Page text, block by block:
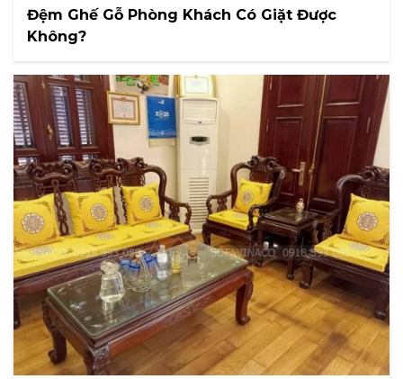
Đệm Ghế Gỗ Phòng Khách Có Giặt Được
Không?